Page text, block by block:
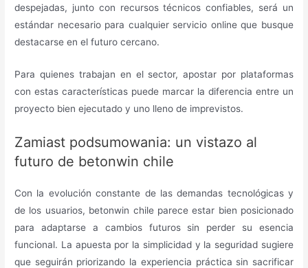
despejadas, junto con recursos técnicos confiables, será un
estándar necesario para cualquier servicio online que busque
destacarse en el futuro cercano.
Para quienes trabajan en el sector, apostar por plataformas
con estas características puede marcar la diferencia entre un
proyecto bien ejecutado y uno lleno de imprevistos.
Zamiast podsumowania: un vistazo al
futuro de betonwin chile
Con la evolución constante de las demandas tecnológicas y
de los usuarios, betonwin chile parece estar bien posicionado
para adaptarse a cambios futuros sin perder su esencia
funcional. La apuesta por la simplicidad y la seguridad sugiere
que seguirán priorizando la experiencia práctica sin sacrificar